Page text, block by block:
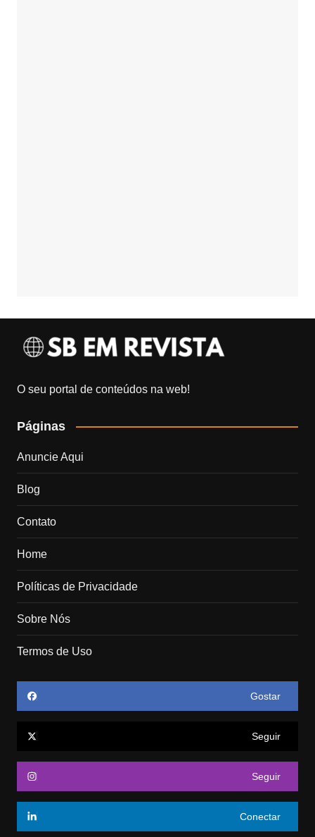
O seu portal de conteúdos na web!
Páginas
Anuncie Aqui
Blog
Contato
Home
Políticas de Privacidade
Sobre Nós
Termos de Uso
Gostar
Seguir
Seguir
Conectar